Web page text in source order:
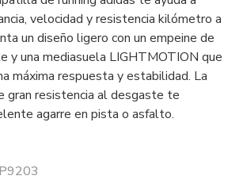
velocidad y resistencia kilómetro a
un diseño ligero con un empeine de
y una mediasuela LIGHTMOTION que
máxima respuesta y estabilidad. La
gran resistencia al desgaste te
agarre en pista o asfalto.